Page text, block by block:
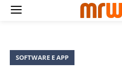
SOFTWARE E APP